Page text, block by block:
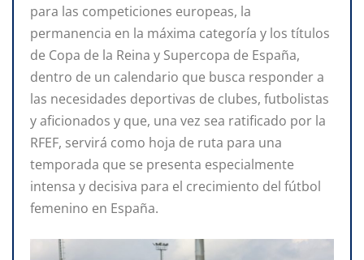
para las competiciones europeas, la
permanencia en la máxima categoría y los títulos
de Copa de la Reina y Supercopa de España,
dentro de un calendario que busca responder a
las necesidades deportivas de clubes, futbolistas
y aficionados y que, una vez sea ratificado por la
RFEF, servirá como hoja de ruta para una
temporada que se presenta especialmente
intensa y decisiva para el crecimiento del fútbol
femenino en España.